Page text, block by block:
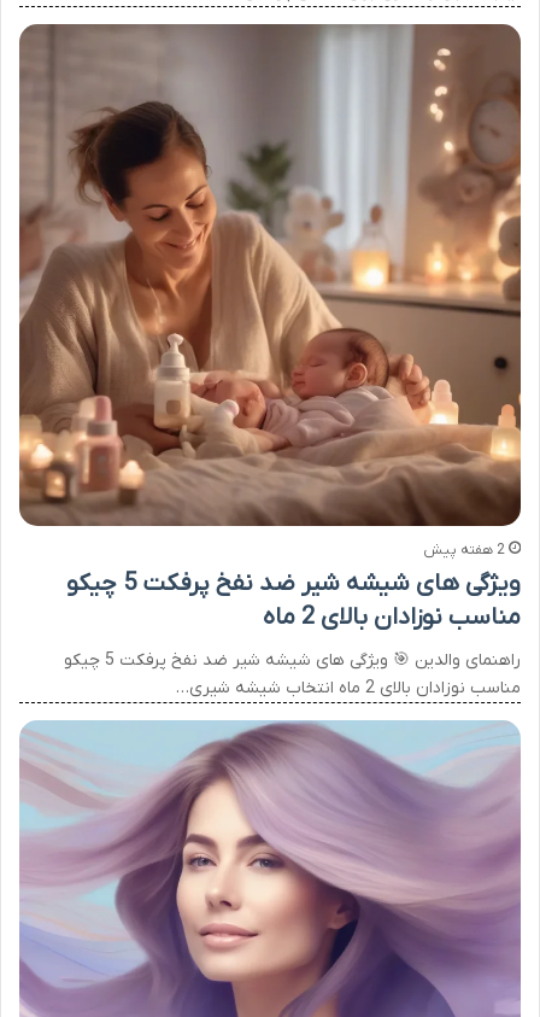
2 هفته پیش
ویژگی های شیشه شیر ضد نفخ پرفکت 5 چیکو
مناسب نوزادان بالای 2 ماه
راهنمای والدین 🎯 ویژگی های شیشه شیر ضد نفخ پرفکت 5 چیکو
مناسب نوزادان بالای 2 ماه انتخاب شیشه شیری…